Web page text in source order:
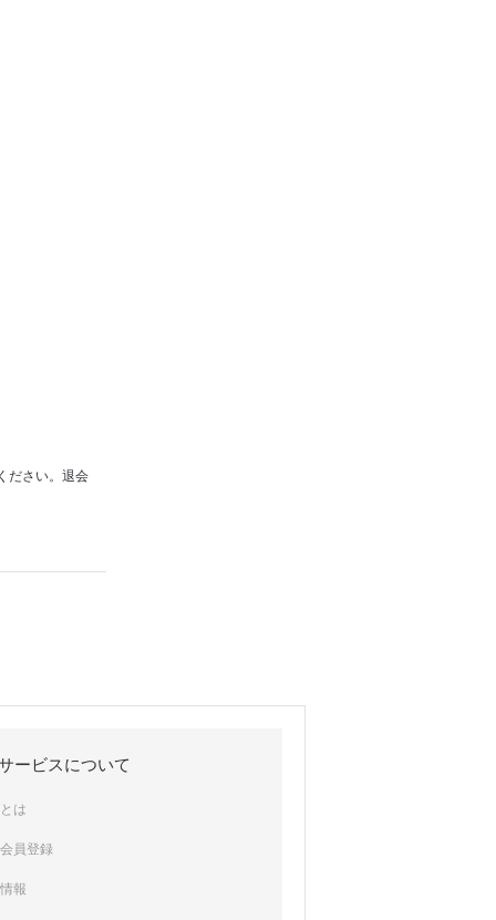
ださい。退会
ービスについて
は
員登録
報